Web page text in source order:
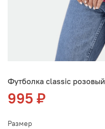
Футболка classic розовый
995 ₽
Размер